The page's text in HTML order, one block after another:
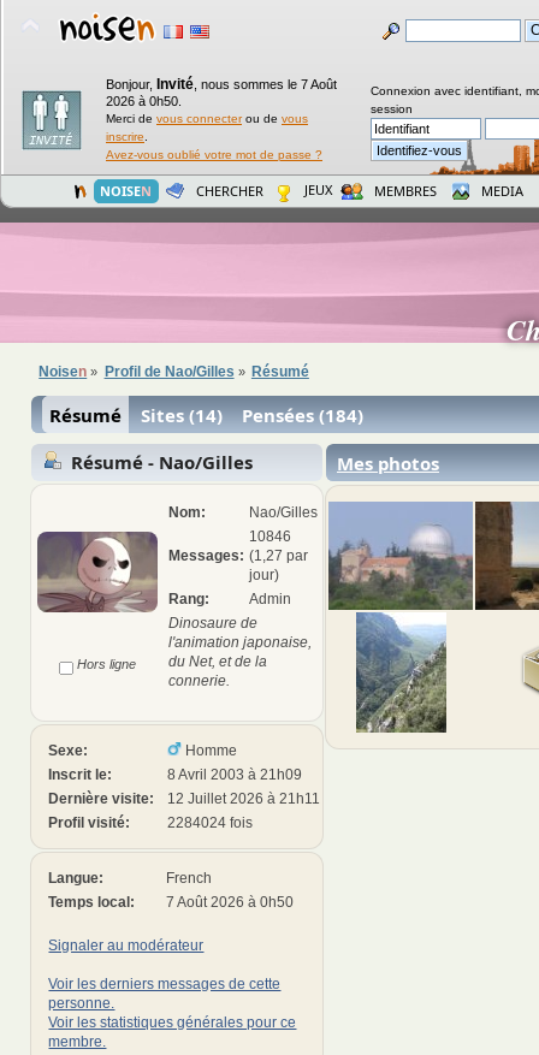
Bonjour, Invité nous sommes le 7 Août
2026 à 0h50.
Merci de vous connecterou de vous
inscrire
Avez-vous oublié votre mot de passe ?
Connexion avec identifiant,
session
NOISEN CHERCHER JEUX MEMBRES MEDIA
Noisen » Profil de Nao/Gilles » Résumé
Résumé Sites (14)
Pensées (184)
Résumé - Nao/Gilles
Hors ligne
Nom: Nao/Gilles
Messages:
10846
(1,27 par
jour)
Rang:
Admin
Dinosaure de
l'animation japonaise,
du Net, et de la
connerie.
Sexe:
Homme
Inscrit le:
8 Avril 2003 à 21h09
Dernière visite:
12 Juillet 2026 à 21h11
Profil visité:
2284024 fois
Langue:
French
Temps local:
7 Août 2026 à 0h50
Signaler au modérateur
Voir les derniers messages de cette
personne.
Voir les statistiques générales pour ce
membre.
Mes photos